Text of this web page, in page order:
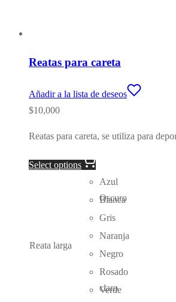
Reatas para careta
Añadir a la lista de deseos
$10,000
Reatas para careta, se utiliza para
Select options
Reata larga
Azul
Oscuro
Blanca
Gris
Naranja
Negro
Rosado
claro
Verde